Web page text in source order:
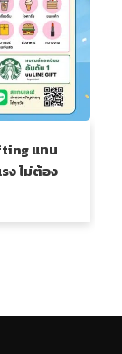
แทน
ง ไม่ต้อง